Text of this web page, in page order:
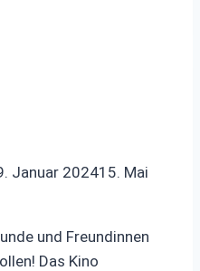
Januar 202415. Mai
und Freundinnen
Das Kino